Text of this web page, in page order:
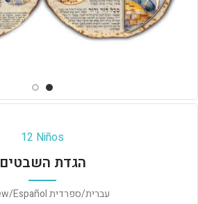
12 Niños
הגדת השבטים
עברית/ספרדית Hebrew/Español